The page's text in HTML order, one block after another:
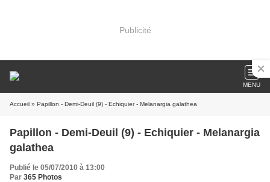
Publicité
MENU
Accueil » Papillon - Demi-Deuil (9) - Echiquier - Melanargia galathea
Papillon - Demi-Deuil (9) - Echiquier - Melanargia
galathea
Publié le 05/07/2010 à 13:00
Par 365 Photos